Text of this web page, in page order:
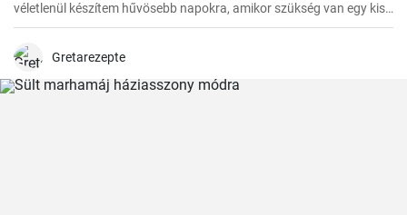
véletlenül készítem hűvösebb napokra, amikor szükség van egy kis
erősítésre. Az elkészítése egyszerű, mégis isteni finom.
Gretarezepte